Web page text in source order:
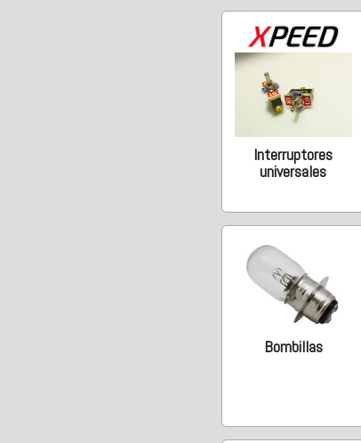
Interruptores
universales
Bombillas